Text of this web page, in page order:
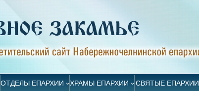
ОТДЕЛЫ ЕПАРХИИ ХРАМЫ ЕПАРХИИ СВЯТЫЕ ЕПАРХИИ